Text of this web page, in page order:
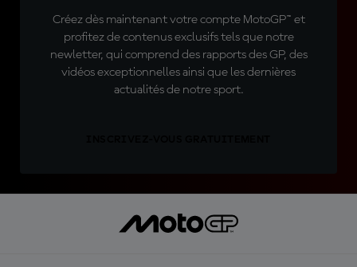
Créez dès maintenant votre compte MotoGP™ et
profitez de contenus exclusifs tels que notre
newletter, qui comprend des rapports des GP, des
vidéos exceptionnelles ainsi que les dernières
actualités de notre sport.